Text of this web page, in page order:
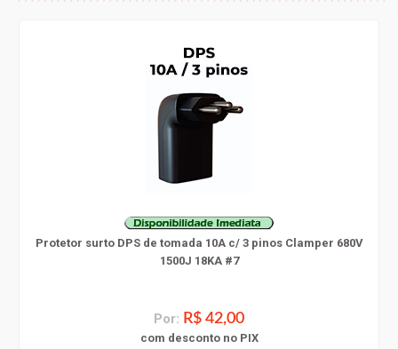
Protetor surto DPS de tomada 10A c/ 3 pinos Clamper 680V
1500J 18KA #7
Por: R$ 42,00
com desconto no PIX